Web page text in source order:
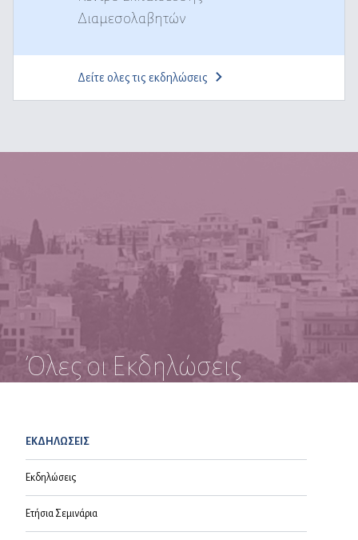
Διαμεσολαβητών
Δείτε ολες τις εκδηλώσεις
Όλες οι Εκδηλώσεις
ΕΚΔΗΛΩΣΕΙΣ
Εκδηλώσεις
Ετήσια Σεμινάρια